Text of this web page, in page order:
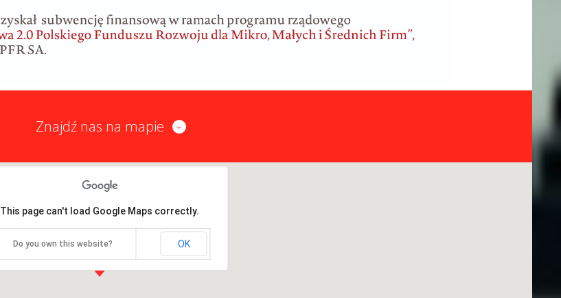
Znajdź nas na mapie
This page can't load Google Maps correctly.
Do you own this website? OK